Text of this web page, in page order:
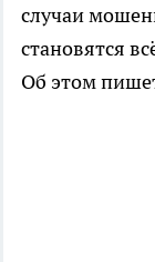
случаи
становятся
Об этом